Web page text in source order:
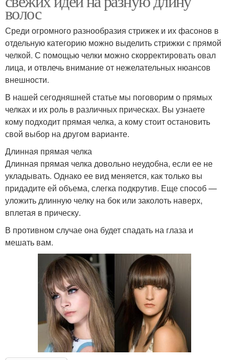
волос
Среди огромного разнообразия стрижек и их фасонов в
отдельную категорию можно выделить стрижки с прямой
челкой. С помощью челки можно скорректировать овал
лица, и отвлечь внимание от нежелательных нюансов
внешности.
В нашей сегодняшней статье мы поговорим о прямых
челках и их роль в различных прическах. Вы узнаете
кому подходит прямая челка, а кому стоит остановить
свой выбор на другом варианте.
Длинная прямая челка
Длинная прямая челка довольно неудобна, если ее не
укладывать. Однако ее вид меняется, как только вы
придадите ей объема, слегка подкрутив. Еще способ —
уложить длинную челку на бок или заколоть наверх,
вплетая в прическу.
В противном случае она будет спадать на глаза и
мешать вам.